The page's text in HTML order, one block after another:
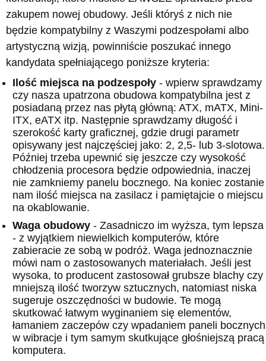
zakupem nowej obudowy. Jeśli któryś z nich nie
będzie kompatybilny z Waszymi podzespołami albo
artystyczną wizją, powinniście poszukać innego
kandydata spełniającego poniższe kryteria:
Ilość miejsca na podzespoły - wpierw sprawdzamy
czy nasza upatrzona obudowa kompatybilna jest z
posiadaną przez nas płytą główną: ATX, mATX, Mini-
ITX, eATX itp. Następnie sprawdzamy długość i
szerokość karty graficznej, gdzie drugi parametr
opisywany jest najczęściej jako: 2, 2,5- lub 3-slotowa.
Później trzeba upewnić się jeszcze czy wysokość
chłodzenia procesora będzie odpowiednia, inaczej
nie zamkniemy panelu bocznego. Na koniec zostanie
nam ilość miejsca na zasilacz i pamiętajcie o miejscu
na okablowanie.
Waga obudowy - Zasadniczo im wyższa, tym lepsza
- z wyjątkiem niewielkich komputerów, które
zabieracie ze sobą w podróż. Waga jednoznacznie
mówi nam o zastosowanych materiałach. Jeśli jest
wysoka, to producent zastosował grubsze blachy czy
mniejszą ilość tworzyw sztucznych, natomiast niska
sugeruje oszczędności w budowie. Te mogą
skutkować łatwym wyginaniem się elementów,
łamaniem zaczepów czy wpadaniem paneli bocznych
w wibracje i tym samym skutkujące głośniejszą pracą
komputera.